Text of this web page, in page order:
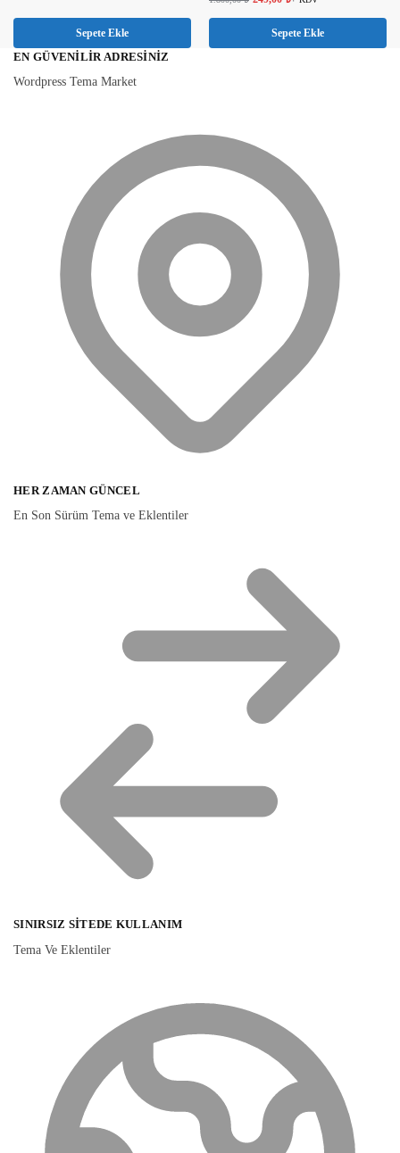
Sepete Ekle Sepete Ekle
EN GÜVENILIR ADRESINIZ
Wordpress Tema Market
HER ZAMAN GÜNCEL
En Son Sürüm Tema ve Eklentiler
SINIRSIZ SITEDE KULLANIM
Tema Ve Eklentiler